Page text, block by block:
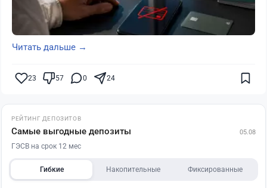
Читать дальше →
23 57 0 24
РЕЙТИНГ ДЕПОЗИТОВ
Самые выгодные депозиты 05.08
ГЭСВ на срок 12 мес
Гибкие Накопительные Фиксированные